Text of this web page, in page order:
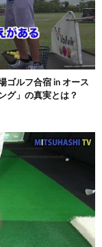
ゴルフ合宿 in オース
グ」の真実とは？